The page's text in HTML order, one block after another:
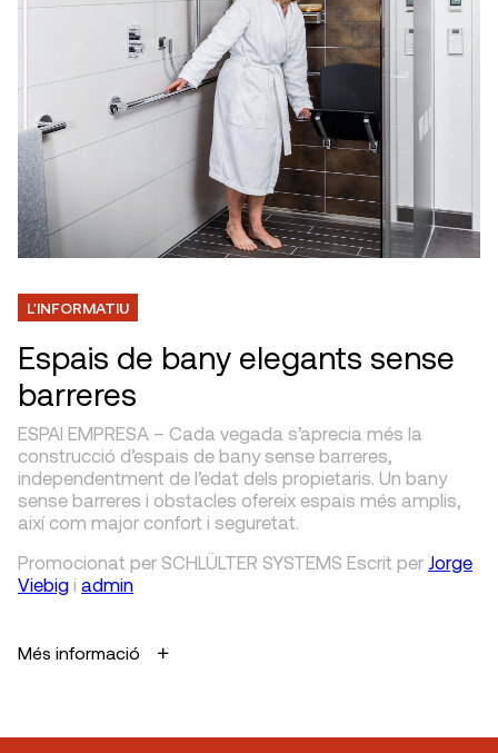
L'INFORMATIU
Espais de bany elegants sense
barreres
ESPAI EMPRESA – Cada vegada s’aprecia més la
construcció d’espais de bany sense barreres,
independentment de l’edat dels propietaris. Un bany
sense barreres i obstacles ofereix espais més amplis,
així com major confort i seguretat.
Promocionat per SCHLÜLTER SYSTEMS Escrit per Jorge
Viebig i admin
Més informació